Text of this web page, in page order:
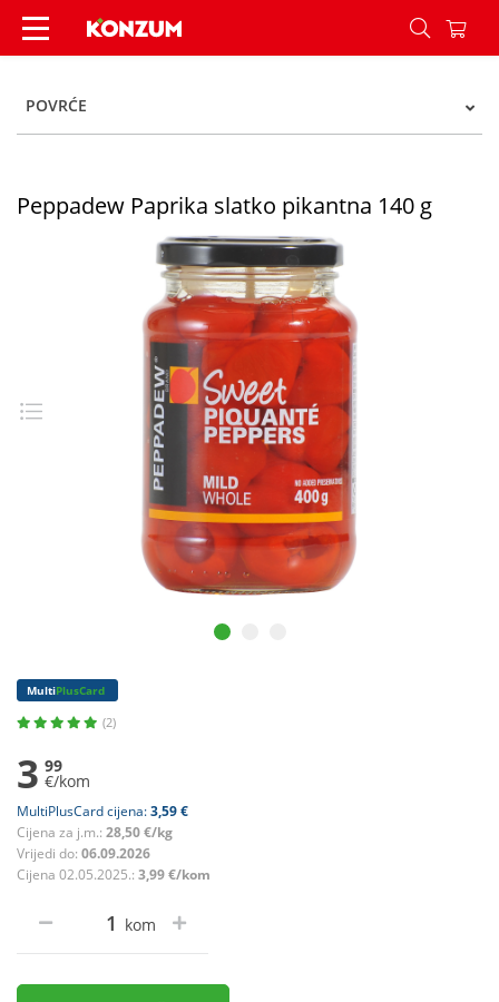
Peppadew Paprika slatko pikantna 140 g -
POVRĆE
Peppadew Paprika slatko pikantna 140 g
MultiPlusCard
(2)
3 99
€/kom
MultiPlusCard cijena:3,59 €
Cijena za j.m.: 28,50 €/kg
Vrijedi do: 06.09.2026
Cijena 02.05.2025.: 3,99 €/kom
kom